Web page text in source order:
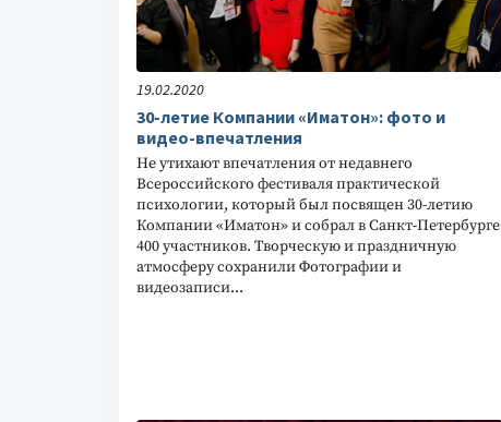
19.02.2020
30-летие Компании «Иматон»: фото и
видео-впечатления
Не утихают впечатления от недавнего
Всероссийского фестиваля практической
психологии, который был посвящен 30-летию
Компании «Иматон» и собрал в Санкт-Петербурге
400 участников. Творческую и праздничную
атмосферу сохранили Фотографии и
видеозаписи...